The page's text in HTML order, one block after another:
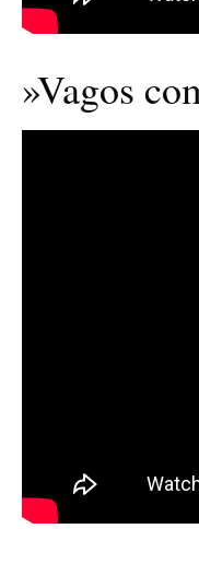
»Vagos